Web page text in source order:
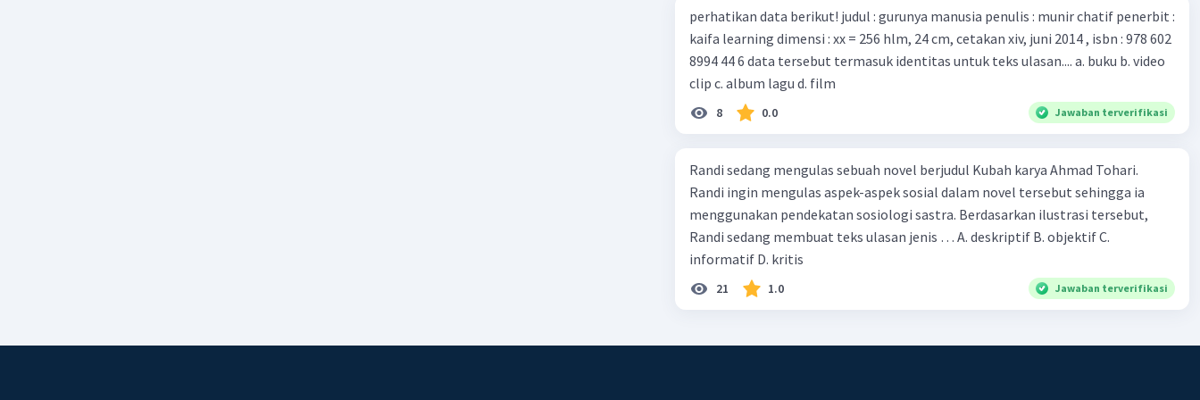
perhatikan data berikut! judul : gurunya manusia penulis : munir chatif penerbit :
kaifa learning dimensi : xx = 256 hlm, 24 cm, cetakan xiv, juni 2014 , isbn : 978 602
8994 44 6 data tersebut termasuk identitas untuk teks ulasan.... a. buku b. video
clip c. album lagu d. film
8 0.0 Jawaban terverifikasi
Randi sedang mengulas sebuah novel berjudul Kubah karya Ahmad Tohari.
Randi ingin mengulas aspek-aspek sosial dalam novel tersebut sehingga ia
menggunakan pendekatan sosiologi sastra. Berdasarkan ilustrasi tersebut,
Randi sedang membuat teks ulasan jenis … A. deskriptif B. objektif C.
informatif D. kritis
21 1.0 Jawaban terverifikasi